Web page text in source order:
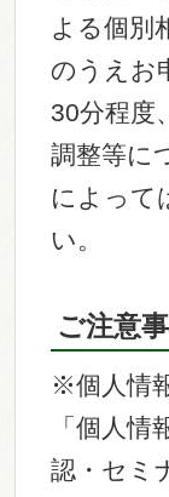
よる個別
のうえお
30分程度
調整等に
によって
い。
ご注意
※個人情
「個人
認・セミ